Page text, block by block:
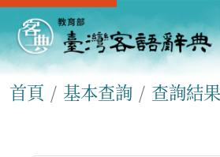
首頁 基本查詢 查詢結